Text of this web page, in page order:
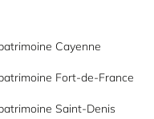
Cayenne
Fort-de-France
Saint-Denis